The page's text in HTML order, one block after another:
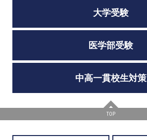
大学受験
医学部受験
中高一貫校生対策
TOP